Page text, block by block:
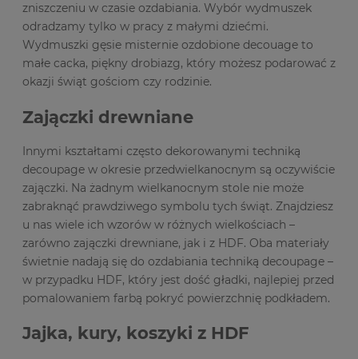
zniszczeniu w czasie ozdabiania. Wybór wydmuszek
odradzamy tylko w pracy z małymi dziećmi.
Wydmuszki gęsie misternie ozdobione decouage to
małe cacka, piękny drobiazg, który możesz podarować z
okazji świąt gościom czy rodzinie.
Zajączki drewniane
Innymi kształtami często dekorowanymi techniką
decoupage w okresie przedwielkanocnym są oczywiście
zajączki. Na żadnym wielkanocnym stole nie może
zabraknąć prawdziwego symbolu tych świąt. Znajdziesz
u nas wiele ich wzorów w różnych wielkościach –
zarówno zajączki drewniane, jak i z HDF. Oba materiały
świetnie nadają się do ozdabiania techniką decoupage –
w przypadku HDF, który jest dość gładki, najlepiej przed
pomalowaniem farbą pokryć powierzchnię podkładem.
Jajka, kury, koszyki z HDF